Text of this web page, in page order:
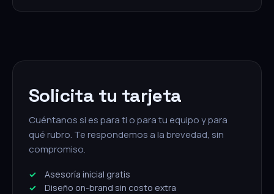
Solicita tu tarjeta
Cuéntanos si es para ti o para tu equipo y para
qué rubro. Te respondemos a la brevedad, sin
compromiso.
Asesoría inicial gratis
Diseño on-brand sin costo extra